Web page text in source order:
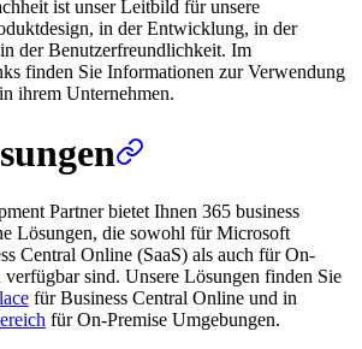
ist unser Leitbild für unsere
in der Entwicklung, in der
der Benutzerfreundlichkeit. Im
finden Sie Informationen zur Verwendung
ihrem Unternehmen.
Partner bietet Ihnen 365 business
Lösungen, die sowohl für Microsoft
Central Online (SaaS) als auch für On-
verfügbar sind. Unsere Lösungen finden Sie
für Business Central Online und in
für On-Premise Umgebungen.